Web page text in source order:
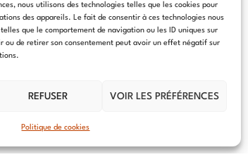
nous utilisons des technologies telles que les cookies pour
des appareils. Le fait de consentir à ces technologies nous
que le comportement de navigation ou les ID uniques sur
ou de retirer son consentement peut avoir un effet négatif sur
REFUSER VOIR LES PRÉFÉRENCES
Politique de cookies